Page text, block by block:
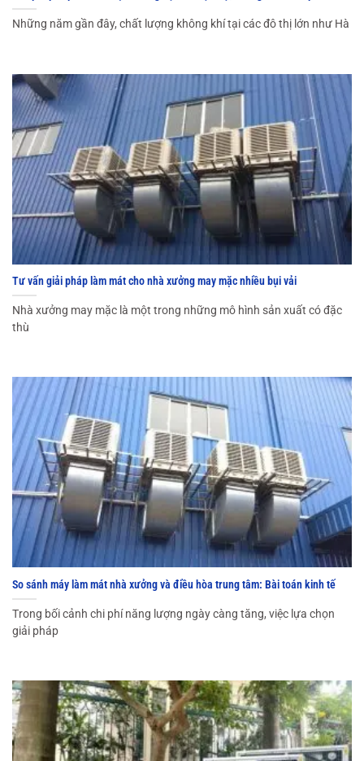
NAM
Những năm gần đây, chất lượng không khí tại các đô thị lớn như Hà
Tư vấn giải pháp làm mát cho nhà xưởng may mặc nhiều bụi vải
Nhà xưởng may mặc là một trong những mô hình sản xuất có đặc
thù
So sánh máy làm mát nhà xưởng và điều hòa trung tâm: Bài toán kinh tế
Trong bối cảnh chi phí năng lượng ngày càng tăng, việc lựa chọn
giải pháp